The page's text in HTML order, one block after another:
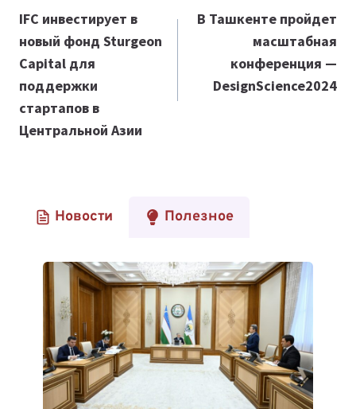
по
записям
IFC инвестирует в
новый фонд Sturgeon
Capital для
поддержки
стартапов в
Центральной Азии
В Ташкенте пройдет
масштабная
конференция —
DesignScience2024
Новости Полезное